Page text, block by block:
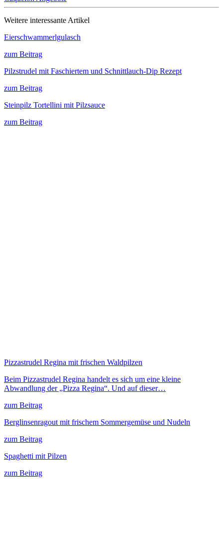
Weitere interessante Artikel
Eierschwammerlgulasch
zum Beitrag
Pilzstrudel mit Faschiertem und Schnittlauch-Dip Rezept
zum Beitrag
Steinpilz Tortellini mit Pilzsauce
zum Beitrag
Pizzastrudel Regina mit frischen Waldpilzen
Beim Pizzastrudel Regina handelt es sich um eine kleine
Abwandlung der „Pizza Regina“. Und auf dieser…
zum Beitrag
Berglinsenragout mit frischem Sommergemüse und Nudeln
zum Beitrag
Spaghetti mit Pilzen
zum Beitrag